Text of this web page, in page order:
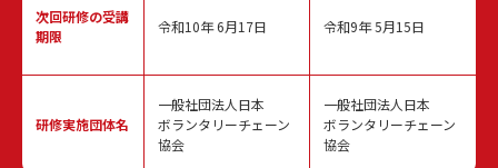
次回研修の受講
期限
研修実施団体名
令和10年 6月17日
一般社団法人日本
ボランタリーチェーン
協会
令和9年 5月15日
一般社団法人日本
ボランタリーチェーン
協会